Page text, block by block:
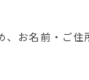
、お名前・ご住